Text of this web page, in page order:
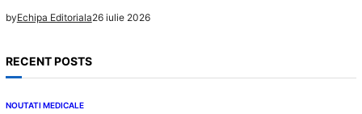
byEchipa Editoriala26 iulie 2026
RECENT POSTS
NOUTATI MEDICALE